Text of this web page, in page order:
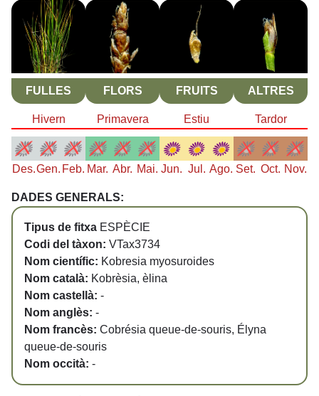
FULLES FLORS FRUITS ALTRES
Hivern Primavera Estiu Tardor
Des.Gen. Feb. Mar. Abr. Mai. Jun. Jul. Ago. Set. Oct. Nov.
DADES GENERALS:
Tipus de fitxa ESPÈCIE
Codi del tàxon: VTax3734
Nom científic: Kobresia myosuroides
Nom català: Kobrèsia, èlina
Nom castellà: -
Nom anglès: -
Nom francès: Cobrésia queue-de-souris, Élyna
queue-de-souris
Nom occità: -